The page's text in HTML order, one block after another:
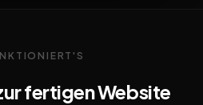
fertigen Website